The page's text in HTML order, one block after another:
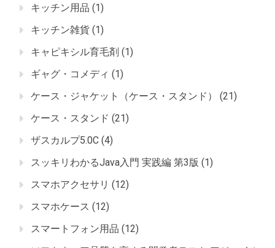
キッチン用品 (1)
キッチン雑貨 (1)
キャピキシル育毛剤 (1)
ギャグ・コメディ (1)
ケース・ジャケット（ケース・スタンド）
(21)
ケース・スタンド (21)
ザスカルプ5.0C (4)
スッキリわかるJava入門 実践編 第3版 (1)
スマホアクセサリ (12)
スマホケース (12)
スマートフォン用品 (12)